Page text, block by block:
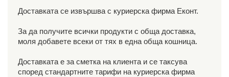
Доставката се извършва с куриерска фирма Еконт.
За да получите всички продукти с обща доставка,
моля добавете всеки от тях в една обща кошница.
Доставката е за сметка на клиента и се таксува
според стандартните тарифи на куриерска фирма